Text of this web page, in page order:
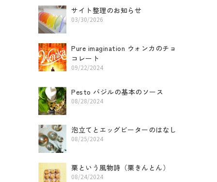
サイト整理のお知らせ
03/30/2026
Pure imagination ウォンカのチョ
コレート
09/22/2024
Pesto バジルの基本のソース
08/28/2024
泡立てとエッグビーターのはなし
08/25/2024
栗という風物詩（栗きんとん）
08/24/2024